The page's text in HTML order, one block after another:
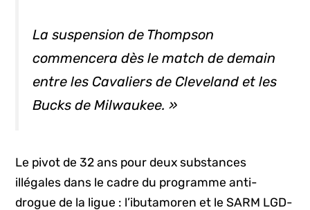
La suspension de Thompson
commencera dès le match de demain
entre les Cavaliers de Cleveland et les
Bucks de Milwaukee. »
Le pivot de 32 ans pour deux substances
illégales dans le cadre du programme anti-
drogue de la ligue : l’ibutamoren et le SARM LGD-